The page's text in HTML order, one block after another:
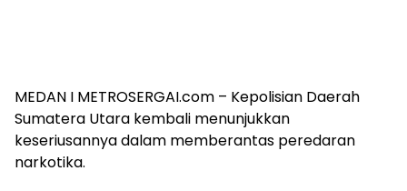
MEDAN I METROSERGAI.com – Kepolisian Daerah
Sumatera Utara kembali menunjukkan
keseriusannya dalam memberantas peredaran
narkotika.